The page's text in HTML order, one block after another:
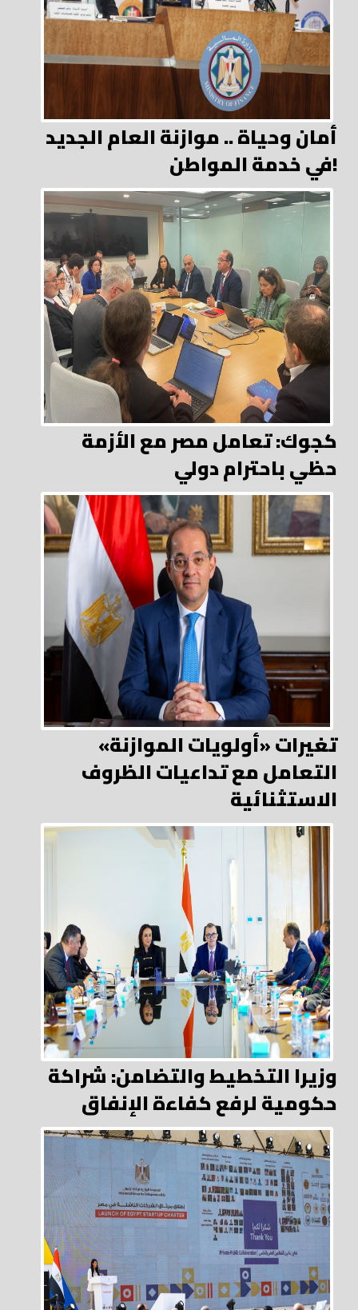
أمان وحياة .. موازنة العام الجديد
في خدمة المواطن!
كجوك: تعامل مصر مع الأزمة
حظي باحترام دولي
تغيرات «أولويات الموازنة»
التعامل مع تداعيات الظروف
الاستثنائية
وزيرا التخطيط والتضامن: شراكة
حكومية لرفع كفاءة الإنفاق